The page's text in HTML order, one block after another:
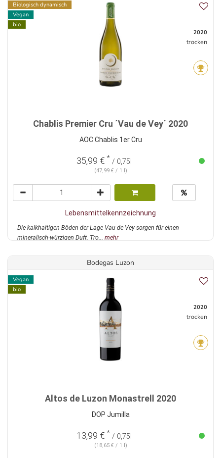
Biologisch dynamisch
Vegan
bio
2020
trocken
Chablis Premier Cru ´Vau de Vey´ 2020
AOC Chablis 1er Cru
35,99 € * / 0,75l
(47,99 € / 1 l)
Lebensmittelkennzeichnung
Die kalkhaltigen Böden der Lage Vau de Vey sorgen für einen
mineralisch-würzigen Duft. Tro... mehr
Bodegas Luzon
Vegan
bio
2020
trocken
Altos de Luzon Monastrell 2020
DOP Jumilla
13,99 € * / 0,75l
(18,65 € / 1 l)